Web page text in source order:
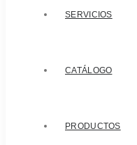
SERVICIOS
CATÁLOGO
PRODUCTOS